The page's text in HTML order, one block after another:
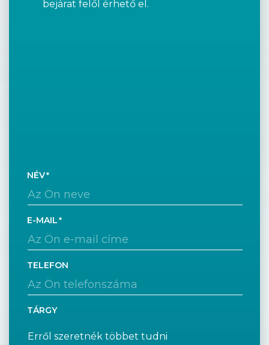
bejárat felől érhető el.
NÉV
E-MAIL
TELEFON
TÁRGY